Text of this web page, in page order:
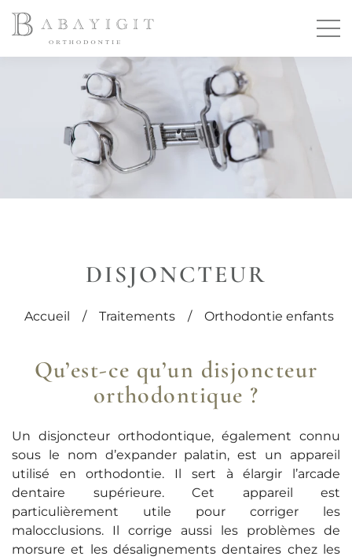
DISJONCTEUR
Accueil / Traitements / Orthodontie enfants
Qu’est-ce qu’un disjoncteur
orthodontique ?
Un disjoncteur orthodontique, également connu
sous le nom d’expander palatin, est un appareil
utilisé en orthodontie. Il sert à élargir l’arcade
dentaire supérieure. Cet appareil est
particulièrement utile pour corriger les
malocclusions. Il corrige aussi les problèmes de
morsure et les désalignements dentaires chez les